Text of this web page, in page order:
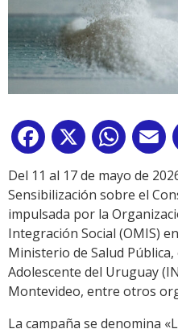
Facebook
X
Del 11 al 17 de mayo de
Sensibilización sobre el
impulsada por la
Integración Social (OMIS)
Ministerio de Salud
Adolescente del Uruguay
Montevideo, entre otros
La campaña se denomina